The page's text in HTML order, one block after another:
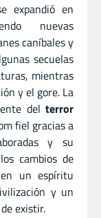
expandió en
nuevas
caníbales y
secuelas
mientras
y el gore. La
del terror
fiel gracias a
y su
cambios de
un espíritu
y un
existir.